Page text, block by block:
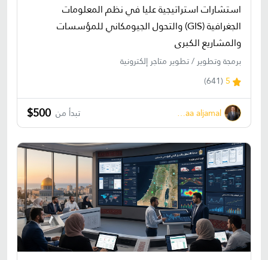
استشارات استراتيجية عليا في نظم المعلومات
الجغرافية (GIS) والتحول الجيومكاني للمؤسسات
والمشاريع الكبرى
برمجة وتطوير / تطوير متاجر إلكترونية
5
(641)
bahaa aljamal تبدأ من $500